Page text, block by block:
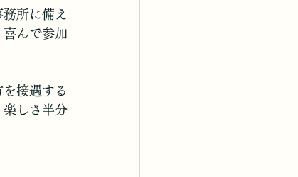
所に備え
んで参加
接遇する
楽しさ半分